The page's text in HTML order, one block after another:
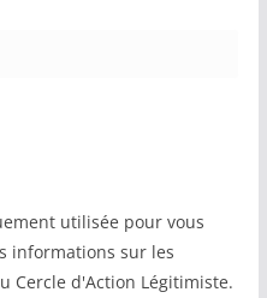
utilisée pour vous
informations sur les
Cercle d'Action Légitimiste.